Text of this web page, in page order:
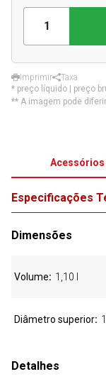
Imprimir
Taxa
* preço líquido | preço
** A imagem pode
Acessórios
Especificações
Dimensões
Volume 1,10 l
Diâmetro superior
Detalhes